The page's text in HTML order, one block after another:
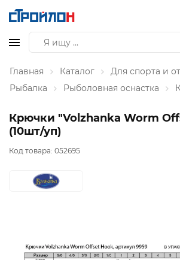
Главная Каталог
Для спорта и
Рыбалка
Рыболовная оснастка
Крючки "Volzhanka Worm
(10шт/уп)
Код товара: 052695